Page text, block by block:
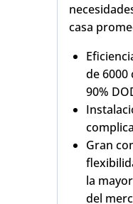
casa
de 6000
90%
Gran
la
del